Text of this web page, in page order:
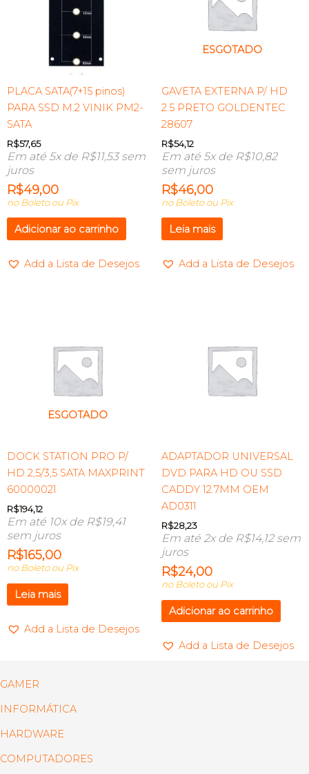
PLACA SATA(7+15 pinos)
PARA SSD M.2 VINIK PM2-
SATA
R$57,65
Em até 5x de R$11,53sem
juros
R$49,00
no Boleto ou Pix
Adicionar ao carrinho
Add a Lista de Desejos
ESGOTADO
GAVETA EXTERNA P/ HD
2.5 PRETO GOLDENTEC
28607
R$54,12
Em até 5x de R$10,82
sem juros
R$46,00
no Boleto ou Pix
Leia mais
Add a Lista de Desejos
ESGOTADO
DOCK STATION PRO P/
HD 2,5/3,5 SATA MAXPRINT
60000021
R$194,12
Em até 10x de R$19,41
sem juros
R$165,00
no Boleto ou Pix
Leia mais
Add a Lista de Desejos
ADAPTADOR UNIVERSAL
DVD PARA HD OU SSD
CADDY 12.7MM OEM
AD0311
R$28,23
Em até 2x de R$14,12sem
juros
R$24,00
no Boleto ou Pix
Adicionar ao carrinho
Add a Lista de Desejos
GAMER
INFORMÁTICA
HARDWARE
COMPUTADORES